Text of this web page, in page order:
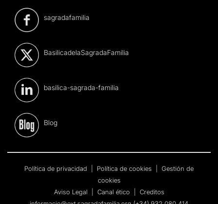
sagradafamilia
BasilicadelaSagradaFamilia
basilica-sagrada-familia
Blog
Política de privacidad Política de cookies
Gestión de
cookies
Aviso Legal
Canal ético
Creditos